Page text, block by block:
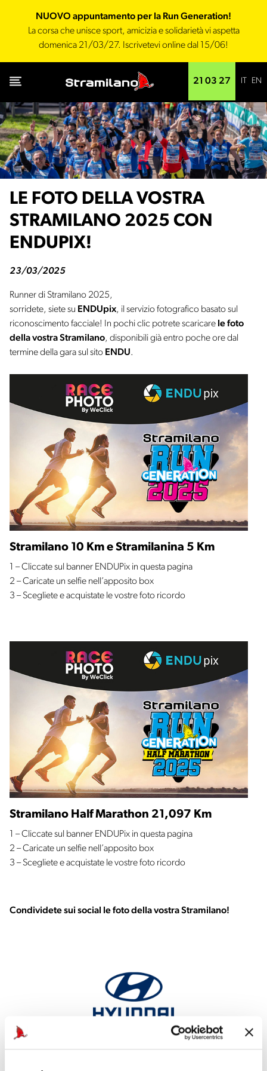
NUOVO appuntamento per la Run Generation!
La corsa che unisce sport, amicizia e solidarietà vi aspetta
domenica 21/03/27. Iscrivetevi online dal 15/06!
21 03 27 EN
LE FOTO DELLA VOSTRA
STRAMILANO 2025 CON
ENDUPIX!
23/03/2025
Runner di Stramilano 2025,
sorridete, siete su ENDUpix, il servizio fotografico basato sul
riconoscimento facciale! In pochi clic potrete scaricare le foto
della vostra Stramilano, disponibili già entro poche ore dal
termine della gara sul sito ENDU.
Stramilano 10 Km e Stramilanina 5 Km
1 – Cliccate sul banner ENDUPix in questa pagina
2 – Caricate un selfie nell’apposito box
3 – Scegliete e acquistate le vostre foto ricordo
Stramilano Half Marathon 21,097 Km
1 – Cliccate sul banner ENDUPix in questa pagina
2 – Caricate un selfie nell’apposito box
3 – Scegliete e acquistate le vostre foto ricordo
Condividete sui social le foto della vostra Stramilano!